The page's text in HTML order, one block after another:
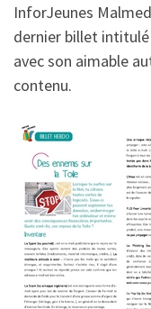
InforJeunes
dernier billet
avec son aimable
contenu.